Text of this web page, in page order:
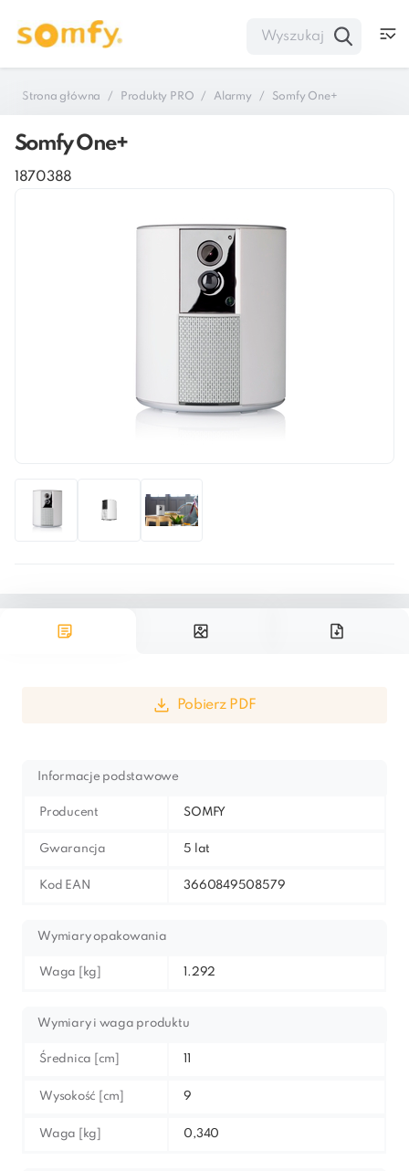
Strona główna Produkty PRO Alarmy Somfy One+
Somfy One+
1870388
Pobierz PDF
Informacje podstawowe
Producent SOMFY
Gwarancja 5 lat
Kod EAN 3660849508579
Wymiary opakowania
Waga [kg] 1.292
Wymiary i waga produktu
Średnica [cm] 11
Wysokość [cm] 9
Waga [kg] 0,340